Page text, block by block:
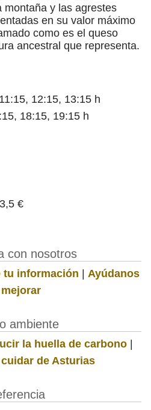
montaña y las agrestes
en su valor máximo
como es el queso
ancestral que representa.
12:15, 13:15 h
18:15, 19:15 h
€
con nosotros
tu información | Ayúdanos
ambiente
la huella de carbono|
de Asturias